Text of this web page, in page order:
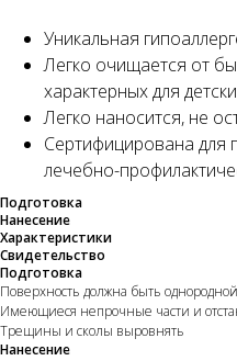
Уникальная
Легко очищается от
характерных для
Легко наносится, не
Сертифицирована для
лечебно-
Подготовка
Нанесение
Характеристики
Свидетельство
Подготовка
Поверхность должна быть
Имеющиеся непрочные части и
Трещины и сколы выровнять
Нанесение